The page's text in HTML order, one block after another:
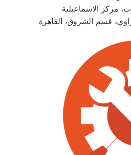
مركز الاسماعيلية
قسم الشروق، القاهرة